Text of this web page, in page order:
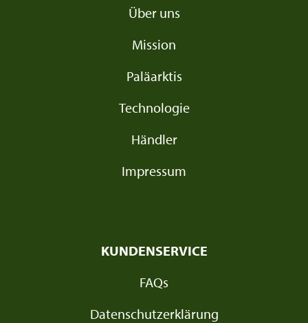
Über uns
Mission
Paläarktis
Technologie
Händler
Impressum
KUNDENSERVICE
FAQs
Datenschutzerklärung